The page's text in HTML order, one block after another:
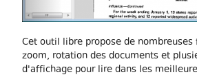
Cet outil libre propose de
zoom, rotation des documents et
d'affichage pour lire dans les